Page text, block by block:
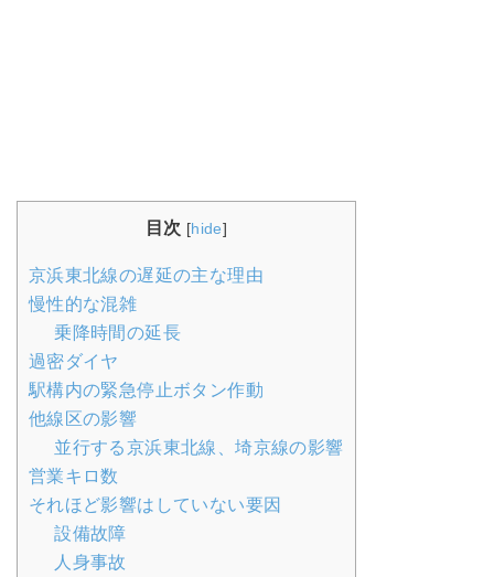
目次 [hide]
京浜東北線の遅延の主な理由
慢性的な混雑
乗降時間の延長
過密ダイヤ
駅構内の緊急停止ボタン作動
他線区の影響
並行する京浜東北線、埼京線の影響
営業キロ数
それほど影響はしていない要因
設備故障
人身事故